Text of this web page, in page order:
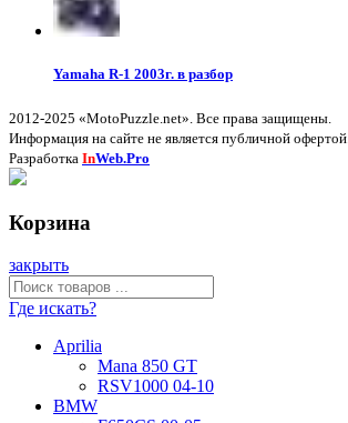
Yamaha R-1 2003г. в разбор
2012-2025 «MotoPuzzle.net». Все права защищены.
Информация на сайте не является публичной офертой.
Разработка InWeb.Pro
Корзина
закрыть
Где искать?
Aprilia
Mana 850 GT
RSV1000 04-10
BMW